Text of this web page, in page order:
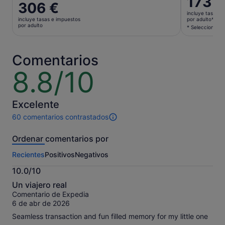
El
precio
es
por
adulto
306 €
incluye tasas e impuestos
por adulto
precio
es
de
incluye tasas e
por adulto*
* Selecciona
Comentarios
8.8/10
8.8
sobre
10
Excelente
60 comentarios contrastados
60 comentarios
esta
Más
información
sobre
nuestros
comentarios
contrastados.
Ordenar comentarios por
RecientesPositivosNegativos
10.0/10
10.0
sobre
10
Un viajero real
Comentario de Expedia
6 de abr de 2026
Seamless transaction and fun filled memory for my little one